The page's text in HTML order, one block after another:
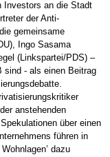
Investors an die Stadt
der Anti-
gemeinsame
Ingo Sasama
(Linkspartei/PDS) –
sind - als einen Beitrag
anstehenden
über einen
führen in
dazu